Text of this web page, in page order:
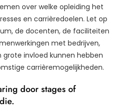
over welke opleiding het
en carrièredoelen. Let op
de docenten, de faciliteiten
met bedrijven,
invloed kunnen hebben
carrièremogelijkheden.
door stages of